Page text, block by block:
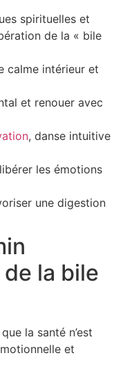
spirituelles et
de la « bile
calme intérieur et
et renouer avec
, danse intuitive
les émotions
une digestion
la bile
la santé n’est
et